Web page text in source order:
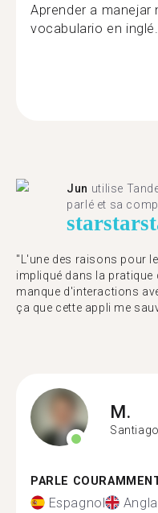
Aprender a manejar
vocabulario en
Jun utilise
parlé et sa
starstar
"L'une des raisons pour
impliqué dans la pratique
manque d'interactions
ça que cette appli me
M.
PARLE
Espagnol